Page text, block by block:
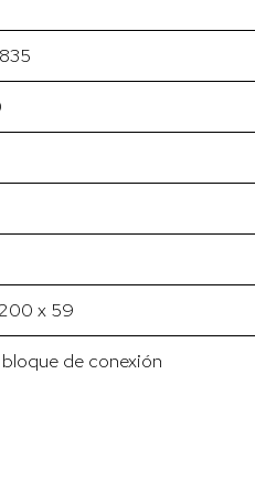
x 59
bloque de conexión